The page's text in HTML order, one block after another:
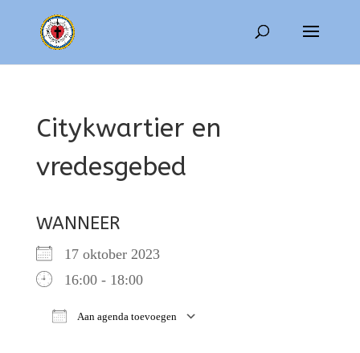
Citykwartier en
vredesgebed
WANNEER
17 oktober 2023
16:00 - 18:00
Aan agenda toevoegen